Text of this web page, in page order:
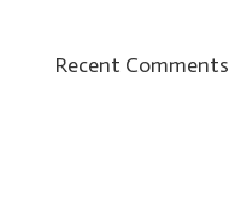
Recent Comments